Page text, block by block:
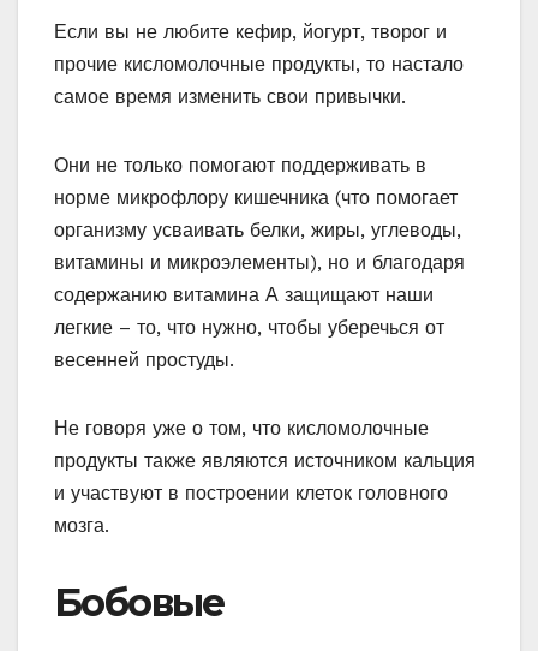
Если вы не любите кефир, йогурт, творог и
прочие кисломолочные продукты, то настало
самое время изменить свои привычки.
Они не только помогают поддерживать в
норме микрофлору кишечника (что помогает
организму усваивать белки, жиры, углеводы,
витамины и микроэлементы), но и благодаря
содержанию витамина А защищают наши
легкие – то, что нужно, чтобы уберечься от
весенней простуды.
Не говоря уже о том, что кисломолочные
продукты также являются источником кальция
и участвуют в построении клеток головного
мозга.
Бобовые